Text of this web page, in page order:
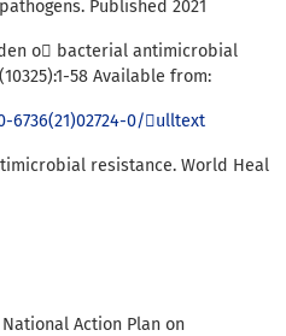
Published 2021
o bacterial antimicrobial
58 Available from:
0/ulltext
resistance. World Heal
Action Plan on